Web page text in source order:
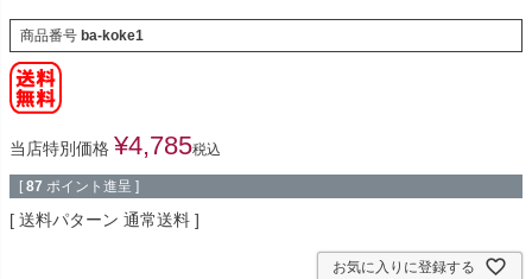
商品番号 ba-koke1
当店特別価格 ¥4,785税込
[ 87 ポイント進呈 ]
送料パターン 通常送料
お気に入りに登録する